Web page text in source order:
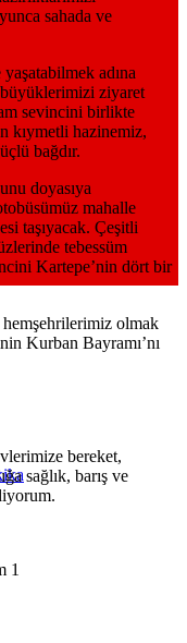
sahada ve
adına
büyüklerimizi ziyaret
sevincini birlikte
kıymetli hazinemiz,
bağdır.
doyasıya
mahalle
taşıyacak. Çeşitli
tebessüm
Kartepe’nin dört bir
olmak
Kurban Bayramı’nı
bereket,
sağlık, barış ve